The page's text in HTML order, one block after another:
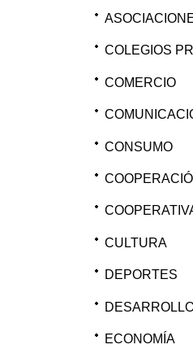
COLEGIOS
COMERCIO
CONSUMO
CULTURA
DEPORTES
ECONOMÍA